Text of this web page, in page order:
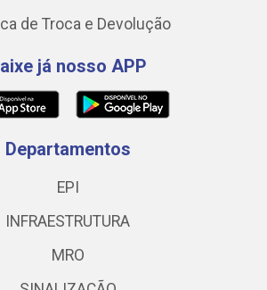
de Troca e Devolução
já nosso APP
Departamentos
EPI
INFRAESTRUTURA
MRO